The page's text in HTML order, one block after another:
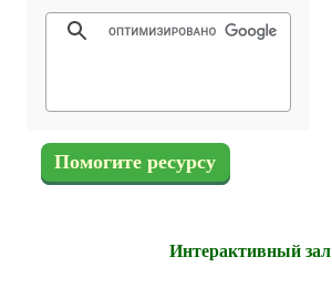
Интерактивный зал
Помогите ресурсу